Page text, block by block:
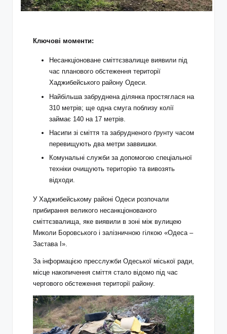
Ключові моменти:
Несанкціоноване сміттєзвалище виявили під
час планового обстеження території
Хаджибейського району Одеси.
Найбільша забруднена ділянка простяглася на
310 метрів; ще одна смуга поблизу колії
займає 140 на 17 метрів.
Насипи зі сміття та забрудненого ґрунту часом
перевищують два метри заввишки.
Комунальні служби за допомогою спеціальної
техніки очищують територію та вивозять
відходи.
У Хаджибейському районі Одеси розпочали
прибирання великого несанкціонованого
сміттєзвалища, яке виявили в зоні між вулицею
Миколи Боровського і залізничною гілкою «Одеса –
Застава I».
За інформацією пресслужби Одеської міської ради,
місце накопичення сміття стало відомо під час
чергового обстеження території району.